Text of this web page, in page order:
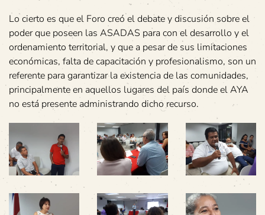
Lo cierto es que el Foro creó el debate y discusión sobre el
poder que poseen las ASADAS para con el desarrollo y el
ordenamiento territorial, y que a pesar de sus limitaciones
económicas, falta de capacitación y profesionalismo, son un
referente para garantizar la existencia de las comunidades,
principalmente en aquellos lugares del país donde el AYA
no está presente administrando dicho recurso.